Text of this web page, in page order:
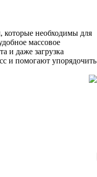
которые необходимы для
массовое
и даже загрузка
и помогают упорядочить